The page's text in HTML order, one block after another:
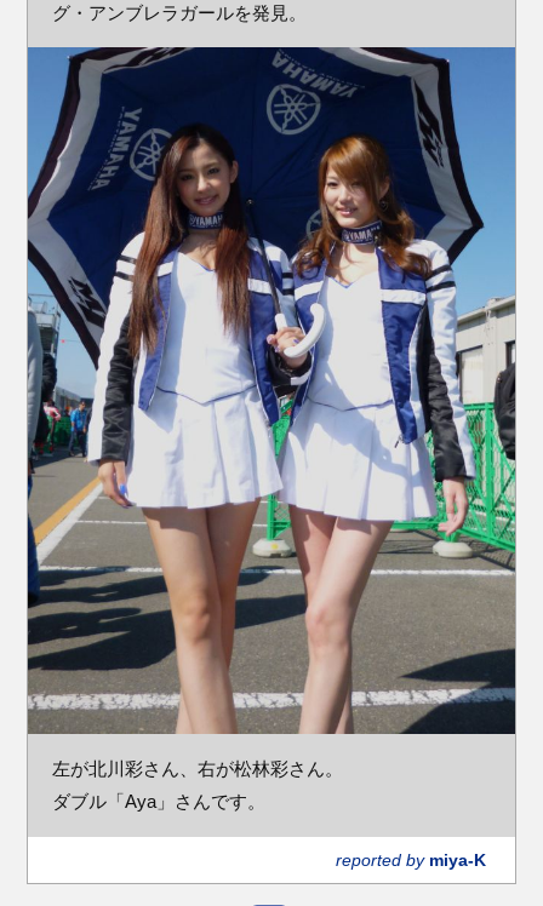
グ・アンブレラガールを発見。
左が北川彩さん、右が松林彩さん。
ダブル「Aya」さんです。
reported by miya-K